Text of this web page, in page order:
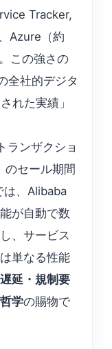
Tracker,
Azure（約
この強さの
全社的デジタ
れた実績」
ランザクショ
のセール期間
は、Alibaba
が自動で数
、サービス
単なる性能
延・規制要
学の賜物で